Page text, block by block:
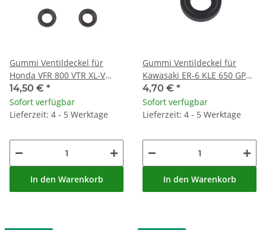
Gummi Ventildeckel für
Honda VFR 800 VTR XL-V
1000 TRX 450 ST 1300 SH
150 # 90543-MV9-670
14,50 € *
Sofort verfügbar
Lieferzeit: 4 - 5 Werktage
In den Warenkorb
Gummi Ventildeckel für
Kawasaki ER-6 KLE 650 GPX
750 1100 KLX 300 ZZR 1100
# 92055-1352
4,70 € *
Sofort verfügbar
Lieferzeit: 4 - 5 Werktage
In den Warenkorb